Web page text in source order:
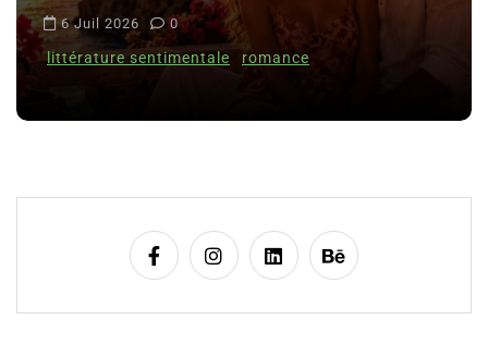
i
c
e
romance
Clara Delcourt